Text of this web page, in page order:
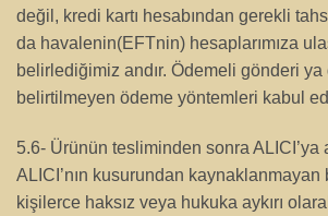
değil, kredi kartı hesabından gerekli
da havalenin(EFTnin) hesaplarımıza
belirlediğimiz andır. Ödemeli gönderi
belirtilmeyen ödeme yöntemleri kabul
5.6- Ürünün tesliminden sonra ALICI’ya
ALICI’nın kusurundan
kişilerce haksız veya hukuka aykırı